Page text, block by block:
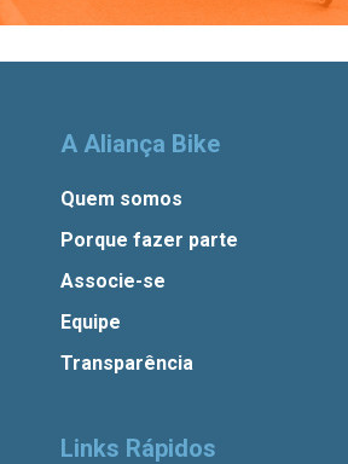
A Aliança Bike
Quem somos
Porque fazer parte
Associe-se
Equipe
Transparência
Links Rápidos